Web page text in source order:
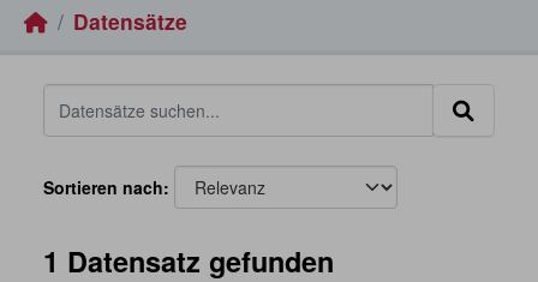
Datensätze
Sortieren nach
1 Datensatz gefunden